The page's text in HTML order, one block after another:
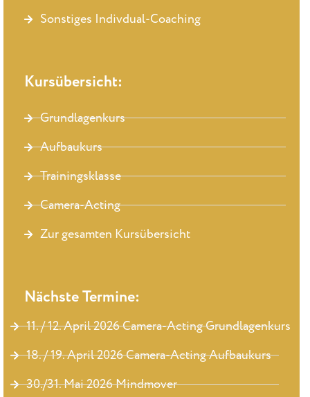
Sonstiges Indivdual-Coaching
Kursübersicht:
Grundlagenkurs
Aufbaukurs
Trainingsklasse
Camera-Acting
Zur gesamten Kursübersicht
Nächste Termine:
11. / 12. April 2026 Camera-Acting Grundlagenkurs
18. / 19. April 2026 Camera-Acting Aufbaukurs
30./31. Mai 2026 Mindmover